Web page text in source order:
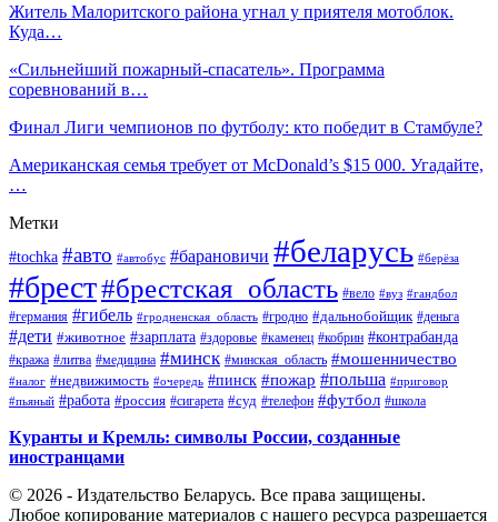
Житель Малоритского района угнал у приятеля мотоблок.
Куда…
«Сильнейший пожарный-спасатель». Программа
соревнований в…
Финал Лиги чемпионов по футболу: кто победит в Стамбуле?
Американская семья требует от McDonald’s $15 000. Угадайте,
…
Метки
#tochka #авто #автобус #барановичи #беларусь #берёза
#брест#брестская_область #вело #вуз #гандбол
#германия #гибель #гродненская_область #гродно #дальнобойщик #деньга
#дети #животное #зарплата #здоровье #каменец #кобрин #контрабанда
#кража #литва #медицина #минск #минская_область #мошенничество
#налог #недвижимость #очередь #пинск #пожар #польша #приговор
#пьяный #работа #россия #сигарета #суд #телефон #футбол #школа
Куранты и Кремль: символы России, созданные
иностранцами
© 2026 - Издательство Беларусь. Все права защищены.
Любое копирование материалов с нашего ресурса разрешается